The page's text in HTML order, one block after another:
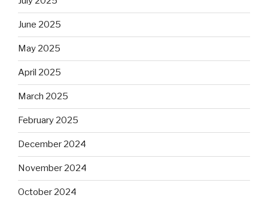
June 2025
May 2025
April 2025
March 2025
February 2025
December 2024
November 2024
October 2024